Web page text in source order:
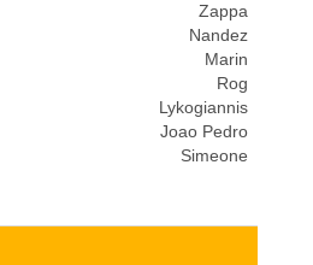
Zappa
Nandez
Marin
Rog
Lykogiannis
Joao Pedro
Simeone